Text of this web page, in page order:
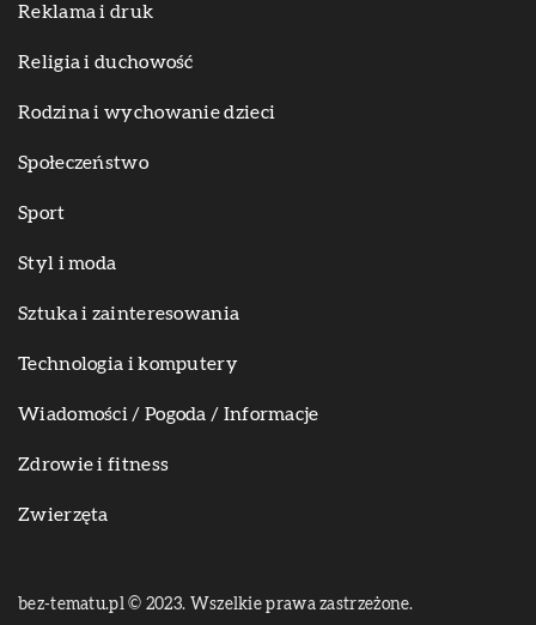
Reklama i druk
Religia i duchowość
Rodzina i wychowanie dzieci
Społeczeństwo
Sport
Styl i moda
Sztuka i zainteresowania
Technologia i komputery
Wiadomości / Pogoda / Informacje
Zdrowie i fitness
Zwierzęta
bez-tematu.pl © 2023. Wszelkie prawa zastrzeżone.